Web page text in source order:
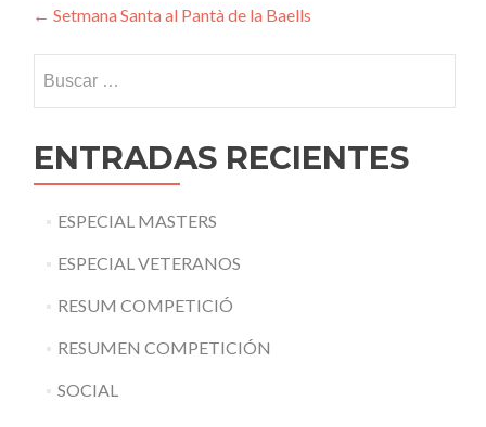
Navegación
de
entradas
← Setmana Santa al Pantà de la Baells
ENTRADAS RECIENTES
ESPECIAL MASTERS
ESPECIAL VETERANOS
RESUM COMPETICIÓ
RESUMEN COMPETICIÓN
SOCIAL